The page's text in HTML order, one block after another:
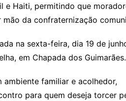
e Haiti, permitindo que
da confraternização
na sexta-feira, dia 19 de
em Chapada dos Guimarães.
familiar e acolhedor,
para quem deseja torcer